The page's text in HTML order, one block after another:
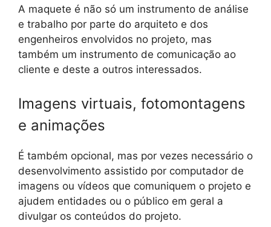
A maquete é não só um instrumento de análise
e trabalho por parte do arquiteto e dos
engenheiros envolvidos no projeto, mas
também um instrumento de comunicação ao
cliente e deste a outros interessados.
Imagens virtuais, fotomontagens
e animações
É também opcional, mas por vezes necessário o
desenvolvimento assistido por computador de
imagens ou vídeos que comuniquem o projeto e
ajudem entidades ou o público em geral a
divulgar os conteúdos do projeto.